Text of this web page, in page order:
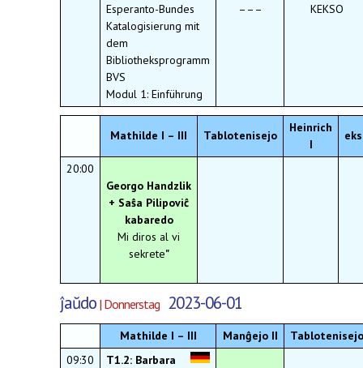
Esperanto-Bundes
Katalogisierung mit
dem
Bibliotheksprogramm
BVS
Modul 1: Einführung
––– KEKSO
Mathilde I – III Tablotenisejo
Heinrich
I
20:00
Georgo Handzlik
+ Saŝa Pilipoviĉ
kabaredo
Mi diros al vi
sekrete"
ĵaŭdo | Donnerstag 2023-06-01
Mathilde I – III Manĝejo II
Tablotenisejo
09:30
T1.2: Barbara